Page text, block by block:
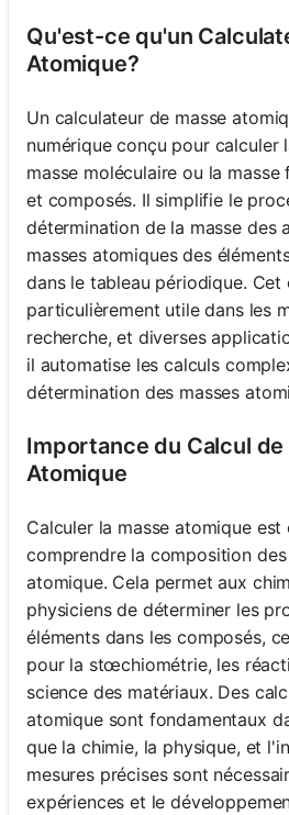
Qu'est-ce qu'un
Atomique?
Un calculateur de masse
numérique conçu pour calculer
masse moléculaire ou la
et composés. Il simplifie le
détermination de la masse des
masses atomiques des
dans le tableau périodique. Cet
particulièrement utile dans les
recherche, et diverses
il automatise les calculs
détermination des masses
Importance du Calcul de
Atomique
Calculer la masse atomique
comprendre la composition
atomique. Cela permet aux
physiciens de déterminer les
éléments dans les composés,
pour la stœchiométrie, les
science des matériaux. Des
atomique sont fondamentaux
que la chimie, la physique, et
mesures précises sont
expériences et le